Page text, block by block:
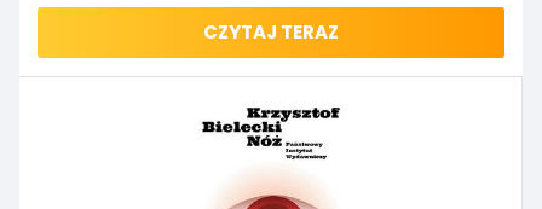
CZYTAJ TERAZ